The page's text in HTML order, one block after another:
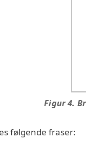
Figur 4.
følgende fraser: